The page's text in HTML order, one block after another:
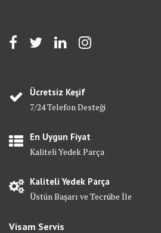
Ücretsiz Keşif
7/24 Telefon Desteği
En Uygun Fiyat
Kaliteli Yedek Parça
Kaliteli Yedek Parça
Üstün Başarı ve Tecrübe İle
Visam Servis